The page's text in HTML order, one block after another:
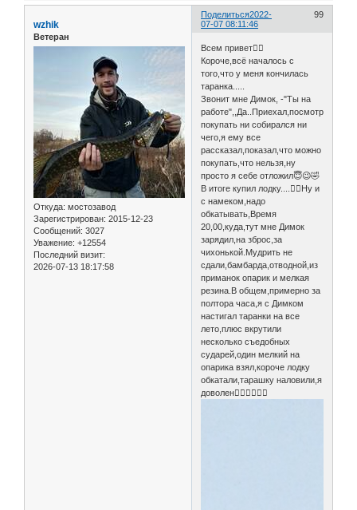
Поделиться 99
2022-
07-07 08:11:46
wzhik
Ветеран
Откуда: мостозавод
Зарегистрирован: 2015-12-23
Сообщений: 3027
Уважение: +12554
Последний визит:
2026-07-13 18:17:58
Всем привет🖐🏻
Короче,всё началось с
того,что у меня кончилась
таранка.....
Звонит мне Димок, -"Ты на
покупать ни собирался ни
чего,я ему все
рассказал,показал,что можно
покупать,что нельзя,ну
просто я себе отложил😇😉🤣
В итоге купил лодку....👍🏻Ну и
с намеком,надо
обкатывать,Время
20,00,куда,тут мне Димок
зарядил,на зброс,за
чихонькой.Мудрить не
сдали,бамбарда,отводной,из
приманок опарик и мелкая
резина.В общем,примерно за
полтора часа,я с Димком
настигал таранки на все
лето,плюс вкрутили
несколько съедобных
сударей,один мелкий на
опарика взял,короче лодку
обкатали,тарашку наловили,я
доволен👍🏻👍🏻👍🏻